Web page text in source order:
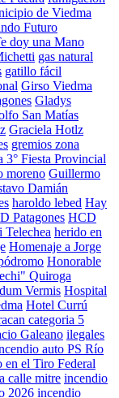
de Viedma
Futuro
doy una Mano
gas natural
gatillo fácil
Girso Viedma
Gladys
San Matías
Graciela Hotlz
gremios zona
3° Fiesta Provincial
moreno Guillermo
Damián
haroldo lebed Hay
Patagones HCD
Telechea herido en
Homenaje a Jorge
Honorable
Quiroga
Vermis Hospital
Hotel Currú
categoria 5
Galeano ilegales
auto PS Río
en el Tiro Federal
calle mitre incendio
2026 incendio